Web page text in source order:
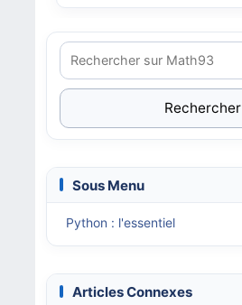
Rechercher
Sous Menu
Python : l'essentiel
Articles Connexes